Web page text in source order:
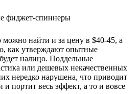
можно найти и за цену в $40-45, а
как утверждают опытные
будет налицо. Поддельные
или дешевых некачественных
нередко нарушена, что приводит
портит весь эффект, а то и вовсе